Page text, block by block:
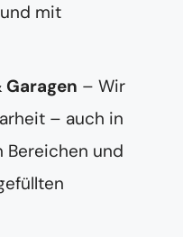
mit
Garagen – Wir
– auch in
Bereichen und